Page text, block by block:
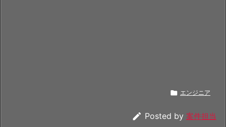
 エンジニア
 Posted by 案件担当